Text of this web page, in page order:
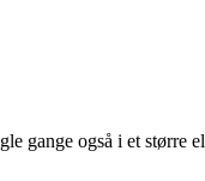
gange også i et større